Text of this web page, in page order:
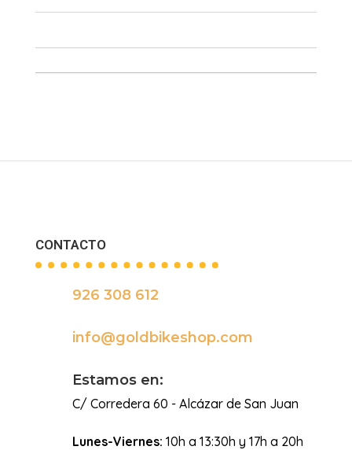
CONTACTO
926 308 612
info@goldbikeshop.com
Estamos en:
C/ Corredera 60 - Alcázar de San Juan
Lunes-Viernes: 10h a 13:30h y 17h a 20h